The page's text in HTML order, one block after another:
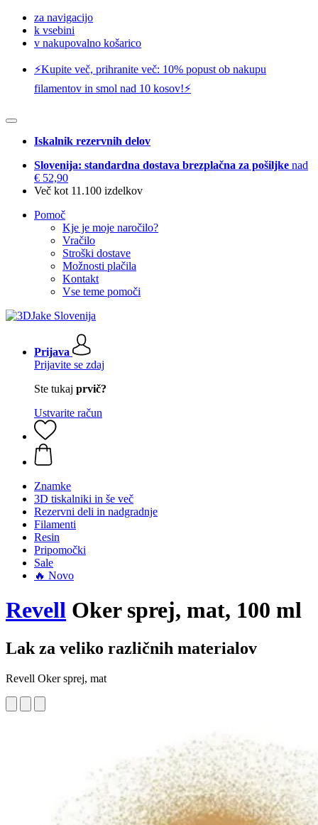
za navigacijo
k vsebini
v nakupovalno košarico
⚡️Kupite več, prihranite več: 10% popust ob nakupu
filamentov in smol nad 10 kosov!⚡️
Iskalnik rezervnih delov
Slovenija: standardna dostava brezplačna za pošiljke nad
€ 52,90
Več kot 11.100 izdelkov
Pomoč
Kje je moje naročilo?
Vračilo
Stroški dostave
Možnosti plačila
Kontakt
Vse teme pomoči
Prijava
Prijavite se zdaj
Ste tukaj prvič?
Ustvarite račun
Znamke
3D tiskalniki in še več
Rezervni deli in nadgradnje
Filamenti
Resin
Pripomočki
Sale
🔥 Novo
Revell Oker sprej, mat, 100 ml
Lak za veliko različnih materialov
Revell Oker sprej, mat